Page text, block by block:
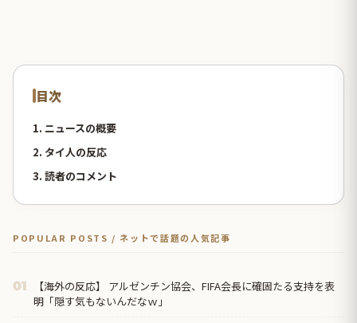
目次
1. ニュースの概要
2. タイ人の反応
3. 読者のコメント
POPULAR POSTS / ネットで話題の人気記事
01
【海外の反応】 アルゼンチン協会、FIFA会長に確固たる支持を表
明「隠す気もないんだなｗ」